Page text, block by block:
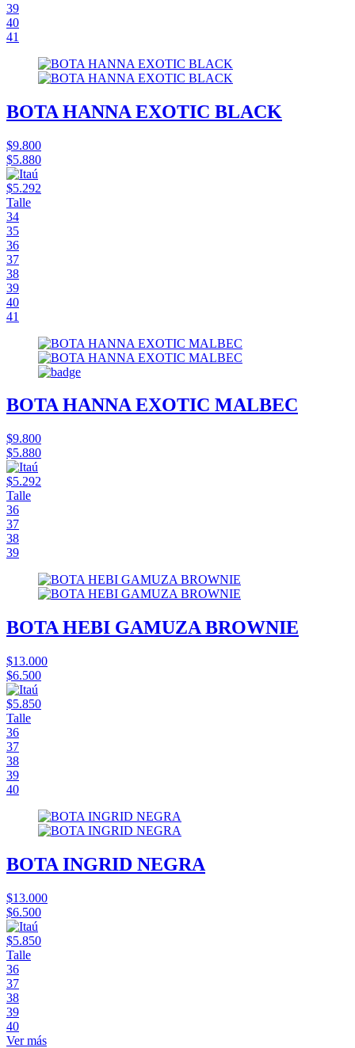
39
40
41
BOTA HANNA EXOTIC BLACK
$9.800
$5.880
$5.292
Talle
34
35
36
37
38
39
40
41
BOTA HANNA EXOTIC MALBEC
$9.800
$5.880
$5.292
Talle
36
37
38
39
BOTA HEBI GAMUZA BROWNIE
$13.000
$6.500
$5.850
Talle
36
37
38
39
40
BOTA INGRID NEGRA
$13.000
$6.500
$5.850
Talle
36
37
38
39
40
Ver más